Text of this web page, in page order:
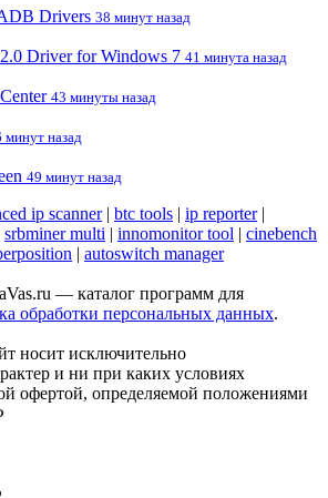
Drivers 38 минут назад
Driver for Windows 7 41 минута назад
43 минуты назад
минут назад
49 минут назад
ip scanner| btc tools | ip reporter|
srbminer multi | innomonitor tool | cinebench
| autoswitch manager
— каталог программ для
обработки персональных данных.
носит исключительно
и ни при каких условиях
офертой, определяемой положениями